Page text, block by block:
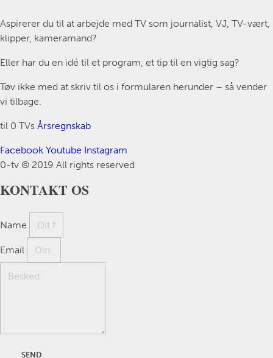
Aspirerer du til at arbejde med TV som journalist, VJ, TV-vært,
klipper, kameramand?
Eller har du en idé til et program, et tip til en vigtig sag?
Tøv ikke med at skriv til os i formularen herunder – så vender
vi tilbage.
til 0 TVs Årsregnskab
Facebook Youtube Instagram
0-tv © 2019 All rights reserved​
KONTAKT OS
Name
Email
SEND